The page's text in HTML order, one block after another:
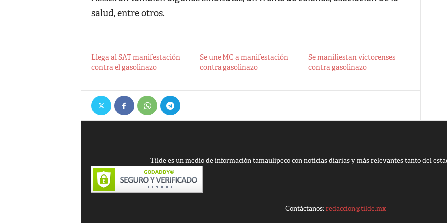
salud, entre otros.
Llega al SAT manifestación
contra el gasolinazo
Se une MC a manifestación
contra gasolinazo
Se manifiestan victorenses
contra gasolinazo
Tilde es un medio de información tamaulipeco con noticias diarias y más relevantes tanto del
Contáctanos:redaccion@tilde.mx